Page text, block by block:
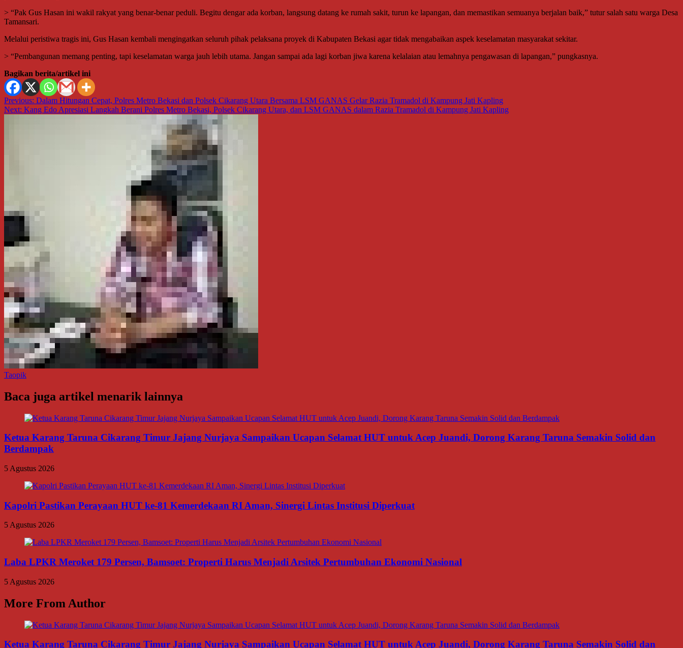
> “Pak Gus Hasan ini wakil rakyat yang benar-benar peduli. Begitu dengar ada korban, langsung datang ke rumah sakit, turun ke lapangan, dan memastikan semuanya berjalan baik,” tutur salah satu warga Desa
Tamansari.
Melalui peristiwa tragis ini, Gus Hasan kembali mengingatkan seluruh pihak pelaksana proyek di Kabupaten Bekasi agar tidak mengabaikan aspek keselamatan masyarakat sekitar.
> “Pembangunan memang penting, tapi keselamatan warga jauh lebih utama. Jangan sampai ada lagi korban jiwa karena kelalaian atau lemahnya pengawasan di lapangan,” pungkasnya.
Bagikan berita/artikel ini
Navigasi
pos
Previous: Dalam Hitungan Cepat, Polres Metro Bekasi dan Polsek Cikarang Utara Bersama LSM GANAS Gelar Razia Tramadol di Kampung Jati Kapling
Next: Kang Edo Apresiasi Langkah Berani Polres Metro Bekasi, Polsek Cikarang Utara, dan LSM GANAS dalam Razia Tramadol di Kampung Jati Kapling
Taopik
Baca juga artikel menarik lainnya
Ketua Karang Taruna Cikarang Timur Jajang Nurjaya Sampaikan Ucapan Selamat HUT untuk Acep Juandi, Dorong Karang Taruna Semakin Solid dan
Berdampak
5 Agustus 2026
Kapolri Pastikan Perayaan HUT ke-81 Kemerdekaan RI Aman, Sinergi Lintas Institusi Diperkuat
5 Agustus 2026
Laba LPKR Meroket 179 Persen, Bamsoet: Properti Harus Menjadi Arsitek Pertumbuhan Ekonomi Nasional
5 Agustus 2026
More From Author
Ketua Karang Taruna Cikarang Timur Jajang Nurjaya Sampaikan Ucapan Selamat HUT untuk Acep Juandi, Dorong Karang Taruna Semakin Solid dan